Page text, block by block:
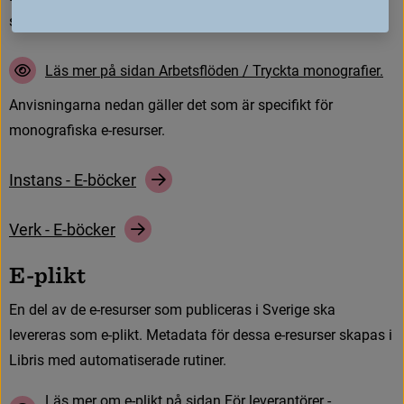
s
Läs mer på sidan Arbetsföden / Tryckta monografer.
Anvisningarna nedan gäller det som är specifkt för
monografska e-resurser.
Instans- E-böcker
Verk- E-böcker
E-plikt
En del av de e-resurser som publiceras i Sverige ska
levereras som e-plikt. Metadata för dessa e-resurser skapas i
Libris med automatiserade rutiner.